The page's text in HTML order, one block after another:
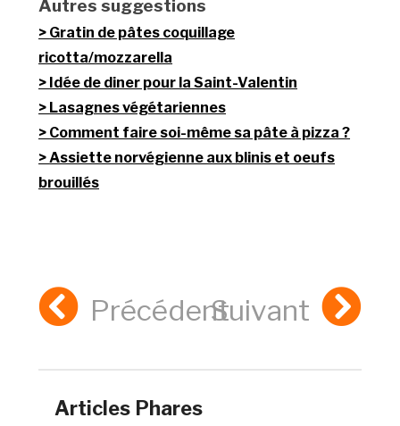
Autres suggestions
Gratin de pâtes coquillage
ricotta/mozzarella
Idée de diner pour la Saint-Valentin
Lasagnes végétariennes
Comment faire soi-même sa pâte à pizza ?
Assiette norvégienne aux blinis et oeufs
brouillés
PrécédentSuivant
Articles Phares